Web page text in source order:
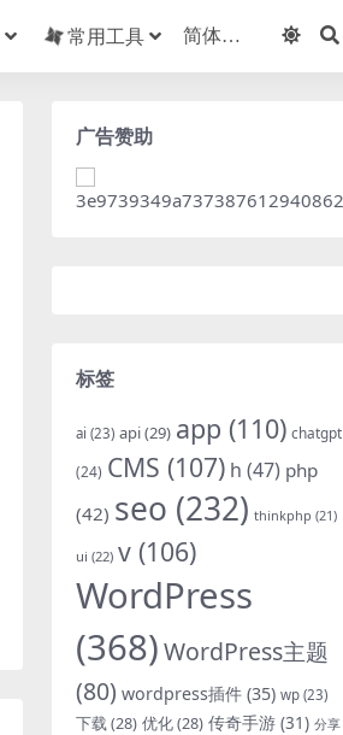
常用工具
广告赞助
标签
ai (23) api(29) app (110) chatgpt
(24) CMS (107) h (47) php
(42) seo (232) thinkphp (21)
ui (22) v (106)
WordPress
(368)WordPress主题
(80) wordpress插件 (35) wp (23)
下载(28) 优化(28) 传奇手游 (31) 分享